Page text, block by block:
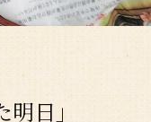
日」